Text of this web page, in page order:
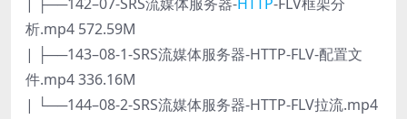
析.mp4 572.59M
| ├──143–08-1-SRS流媒体服务器-HTTP-FLV-配置文
件.mp4 336.16M
| └──144–08-2-SRS流媒体服务器-HTTP-FLV拉流.mp4